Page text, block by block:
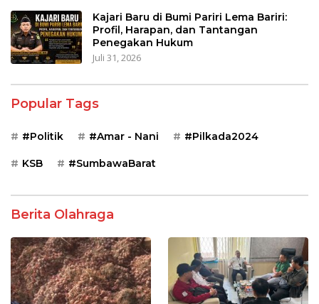
Kajari Baru di Bumi Pariri Lema Bariri:
Profil, Harapan, dan Tantangan
Penegakan Hukum
Juli 31, 2026
Popular Tags
#Politik #Amar - Nani #Pilkada2024
KSB #SumbawaBarat
Berita Olahraga